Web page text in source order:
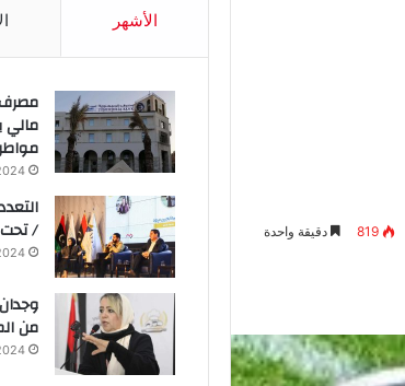
819 دقيقة واحدة
الأشهر
مصرف
مالي
/ تحت
من